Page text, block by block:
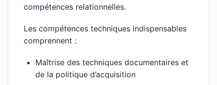
compétences relationnelles.
Les compétences techniques indispensables
comprennent :
Maîtrise des techniques documentaires et
de la politique d’acquisition